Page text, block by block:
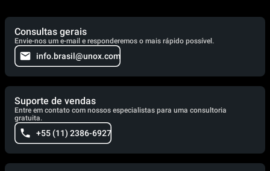
Consultas gerais
Envie-nos um e-mail e responderemos o mais rápido possível.
info.brasil@unox.com
Suporte de vendas
Entre em contato com nossos especialistas para uma consultoria
gratuita.
+55 (11) 2386-6927